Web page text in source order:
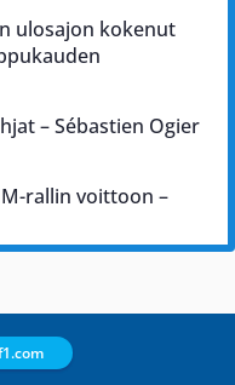
ulosajon kokenut
– Sébastien Ogier
rallin voittoon –